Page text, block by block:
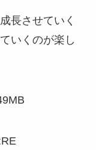
長させていく
いくのが楽し